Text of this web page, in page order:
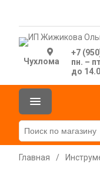
Чухлома
+7
пн. –
до
Главная /